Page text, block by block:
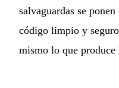
salvaguardas se
código limpio y
mismo lo que